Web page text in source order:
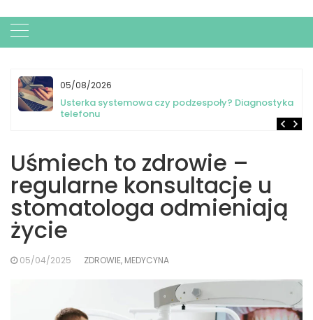
05/08/2026
Usterka systemowa czy podzespoły? Diagnostyka
telefonu
Uśmiech to zdrowie –
regularne konsultacje u
stomatologa odmieniają
życie
05/04/2025 ZDROWIE, MEDYCYNA